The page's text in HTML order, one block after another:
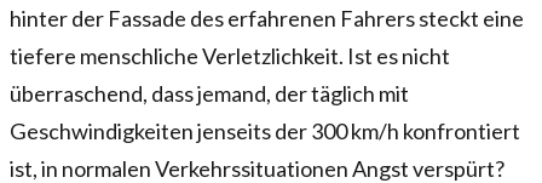
hinter der Fassade des erfahrenen Fahrers steckt eine
tiefere menschliche Verletzlichkeit. Ist es nicht
überraschend, dass jemand, der täglich mit
Geschwindigkeiten jenseits der 300 km/h konfrontiert
ist, in normalen Verkehrssituationen Angst verspürt?